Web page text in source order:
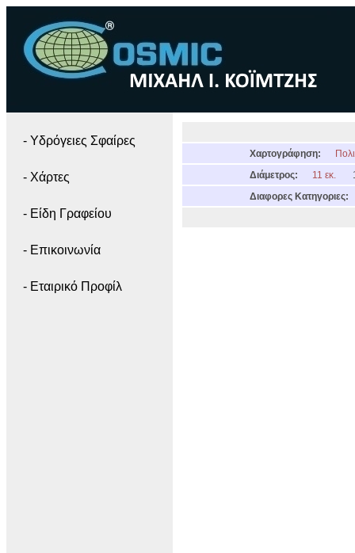
- Yδρόγειες Σφαίρες
- Χάρτες
- Είδη Γραφείου
- Επικοινωνία
- Εταιρικό Προφίλ
Χαρτογράφηση:
Διάμετρος:
11 εκ.
Διαφορες Κατηγοριες: